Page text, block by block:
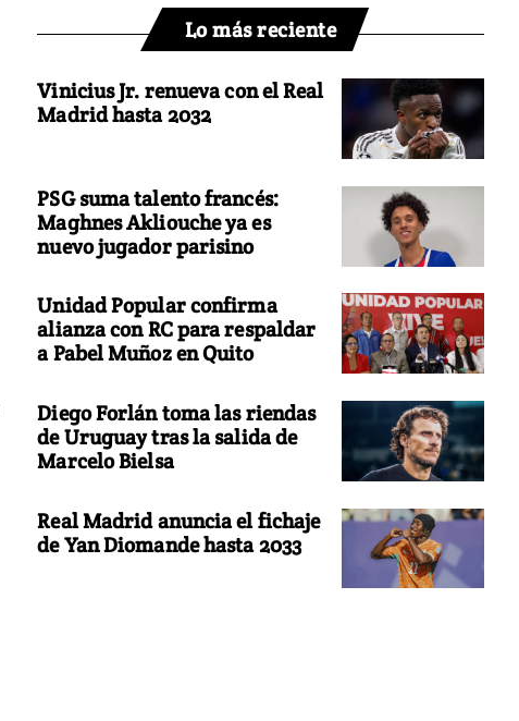
Lo más reciente
Vinicius Jr. renueva con el Real
Madrid hasta 2032
PSG suma talento francés:
Maghnes Akliouche ya es
nuevo jugador parisino
Unidad Popular confirma
alianza con RC para respaldar
a Pabel Muñoz en Quito
Diego Forlán toma las riendas
de Uruguay tras la salida de
Marcelo Bielsa
Real Madrid anuncia el fichaje
de Yan Diomande hasta 2033